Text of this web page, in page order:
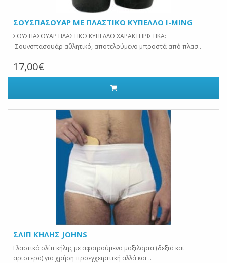
ΣΟΥΣΠΑΣΟΥΑΡ ΜΕ ΠΛΑΣΤΙΚΟ ΚΥΠΕΛΛΟ I-MING
ΣΟΥΣΠΑΣΟΥΑΡ ΠΛΑΣΤΙΚΟ ΚΥΠΕΛΛΟ ΧΑΡΑΚΤΗΡΙΣΤΙΚΑ:
-Σουνσπασουάρ αθλητικό, αποτελούμενο μπροστά από πλασ..
17,00€
ΣΛΙΠ ΚΗΛΗΣ JOHNS
Ελαστικό σλίπ κήλης με αφαιρούμενα μαξιλάρια (δεξιά και
αριστερά) για χρήση προεγχειριτική αλλά και ..